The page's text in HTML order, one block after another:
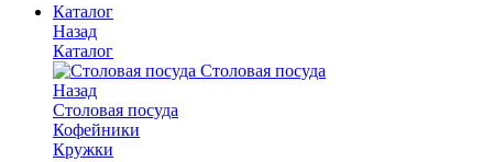
Каталог
Назад
Каталог
Столовая посуда
Назад
Столовая посуда
Кофейники
Кружки